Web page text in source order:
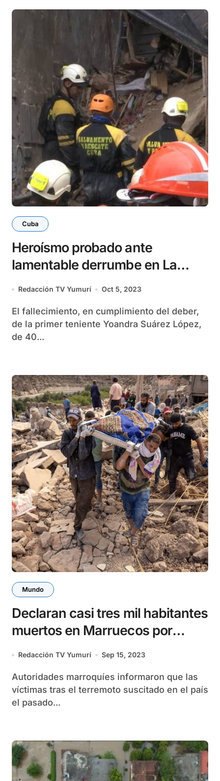
Cuba
Heroísmo probado ante
lamentable derrumbe en La
Habana
Redacción TV Yumurí Oct 5, 2023
El fallecimiento, en cumplimiento del deber,
de la primer teniente Yoandra Suárez López,
de 40...
Mundo
Declaran casi tres mil habitantes
muertos en Marruecos por
terremoto
Redacción TV Yumurí Sep 15, 2023
Autoridades marroquíes informaron que las
víctimas tras el terremoto suscitado en el país
el pasado...